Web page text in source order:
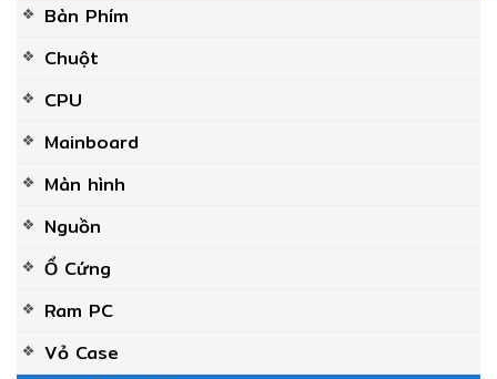
Bàn Phím
Chuột
CPU
Mainboard
Màn hình
Nguồn
Ổ Cứng
Ram PC
Vỏ Case